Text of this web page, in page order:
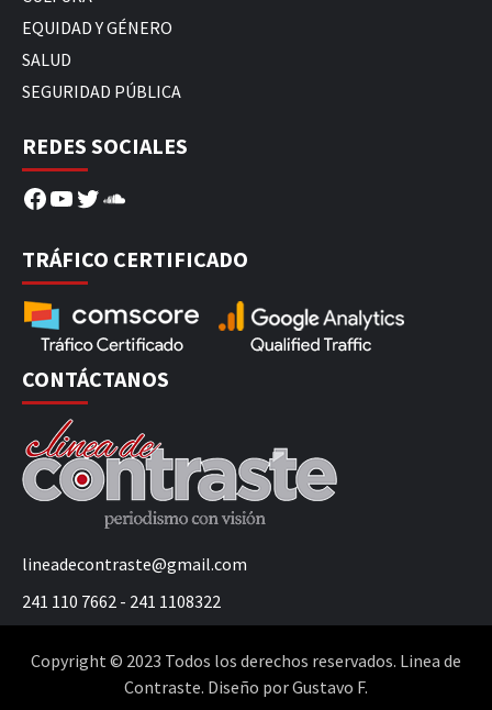
EQUIDAD Y GÉNERO
SALUD
SEGURIDAD PÚBLICA
REDES SOCIALES
Facebook
YouTube
Twitter
SoundCloud
TRÁFICO CERTIFICADO
CONTÁCTANOS
lineadecontraste@gmail.com
241 110 7662 - 241 1108322
Copyright © 2023 Todos los derechos reservados. Linea de
Contraste. Diseño por Gustavo F.